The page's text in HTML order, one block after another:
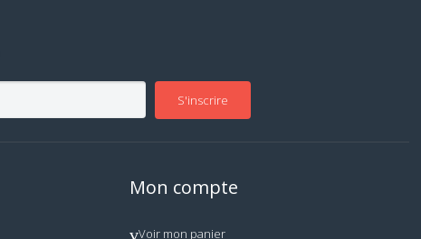
S'inscrire
Mon compte
Voir mon panier